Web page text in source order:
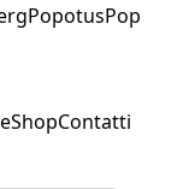
PopotusPop
ShopContatti